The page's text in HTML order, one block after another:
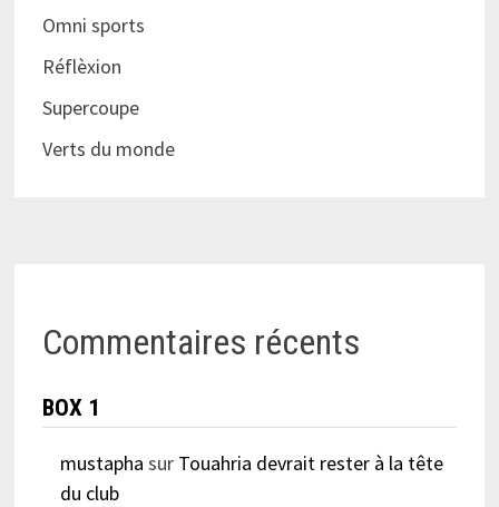
Omni sports
Réflèxion
Supercoupe
Verts du monde
Commentaires récents
BOX 1
mustapha sur Touahria devrait rester à la tête
du club